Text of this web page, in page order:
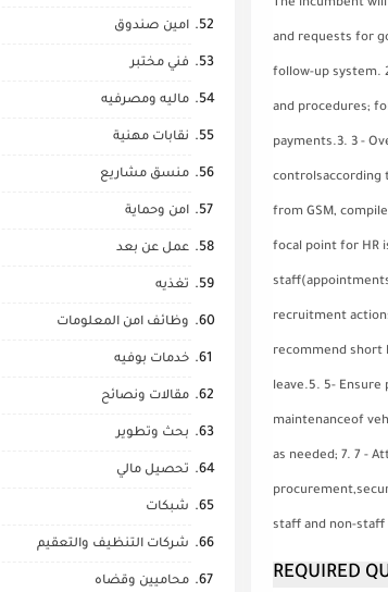
The incumbent
and requests for
follow-up system.
and procedures;
payments.3. 3 -
controlsaccording
from GSM,
focal point for HR
recruitment
recommend short
leave.5. 5-
maintenanceof
as needed; 7. 7 -
staff and non-
REQUIRED
امين صندوق
فني مختبر
ماليه ومصرفيه
نقابات مهنية
منسق مشاريع
امن وحماية
عمل عن بعد
تغذيه
وظائف امن المعلومات
خدمات بوفيه
مقالات ونصائح
بحث وتطوير
تحصيل مالي
شبكات
شركات التنظيف والتعقيم
محاميين وقضاه